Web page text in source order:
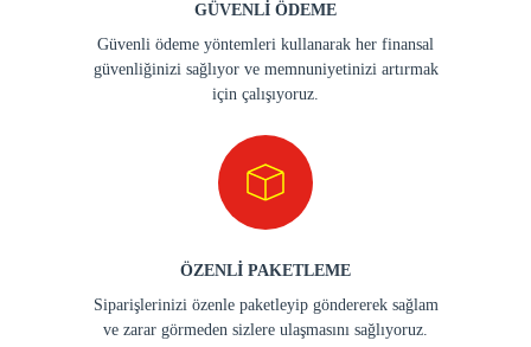
GÜVENLİ ÖDEME
Güvenli ödeme yöntemleri kullanarak her finansal
güvenliğinizi sağlıyor ve memnuniyetinizi artırmak
için çalışıyoruz.
ÖZENLİ PAKETLEME
Siparişlerinizi özenle paketleyip göndererek sağlam
ve zarar görmeden sizlere ulaşmasını sağlıyoruz.